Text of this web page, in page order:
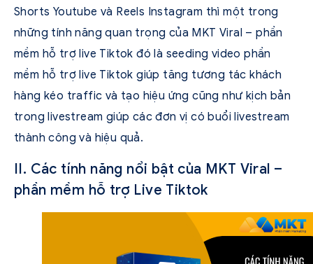
Shorts Youtube và Reels Instagram thì một trong
những tính năng quan trọng của MKT Viral – phần
mềm hỗ trợ live Tiktok đó là seeding video phần
mềm hỗ trợ live Tiktok giúp tăng tương tác khách
hàng kéo traffic và tạo hiệu ứng cũng như kịch bản
trong livestream giúp các đơn vị có buổi livestream
thành công và hiệu quả.
II. Các tính năng nổi bật của MKT Viral –
phần mềm hỗ trợ Live Tiktok